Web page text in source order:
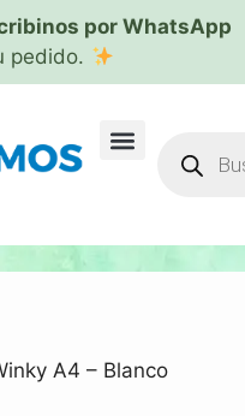
por WhatsApp
pedido.
A4 – Blanco